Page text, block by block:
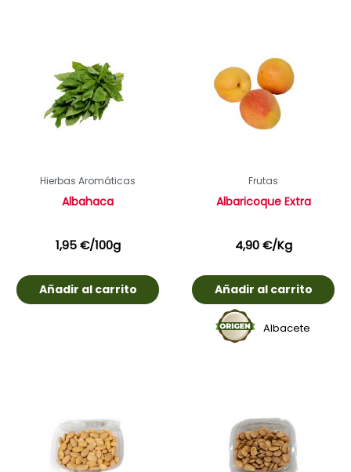
Hierbas Aromáticas
Albahaca
1,95€/100g
Añadir al carrito
Frutas
Albaricoque Extra
4,90€/Kg
Añadir al carrito
Albacete